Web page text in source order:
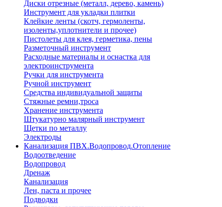
Диски отрезные (металл, дерево, камень)
Инструмент для укладки плитки
Клейкие ленты (скотч, гермоленты,
изоленты,уплотнители и прочее)
Пистолеты для клея, герметика, пены
Разметочный инструмент
Расходные материалы и оснастка для
электроинструмента
Ручки для инструмента
Ручной инструмент
Средства индивидуальной защиты
Стяжные ремни,троса
Хранение инструмента
Штукатурно малярный инструмент
Щетки по металлу
Электроды
Канализация ПВХ.Водопровод.Отопление
Водоотведение
Водопровод
Дренаж
Канализация
Лен, паста и прочее
Подводки